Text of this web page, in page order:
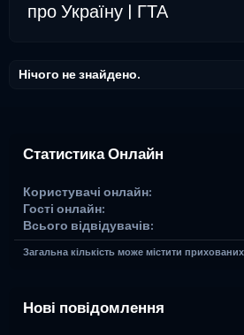
про Україну | ГТА
Нічого не знайдено.
Статистика Онлайн
Користувачі онлайн
Гості онлайн
Всього відвідувачів
Загальна кількість може містити
Нові повідомлення